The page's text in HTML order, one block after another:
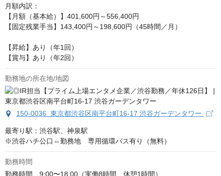
月額内訳：
【月額（基本給）】401,600円～556,400円
【固定残業手当】143,400円～198,600円（45時間／月）
【昇給】あり（年1回）
【賞与】あり（年2回）
勤務地の所在地/地図
150-0036 東京都渋谷区南平台町16-17 渋谷ガーデンタワー
最寄り駅：渋谷駅、神泉駅
※渋谷ハチ公口⇔勤務地　専用循環バス有り（無料）
勤務時間
勤務時間　9:00〜18:00（実働8時間、休憩1時間）